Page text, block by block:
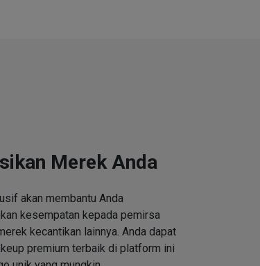
Merek Anda
akan membantu Anda
kesempatan kepada pemirsa
kecantikan lainnya. Anda dapat
premium terbaik di platform ini